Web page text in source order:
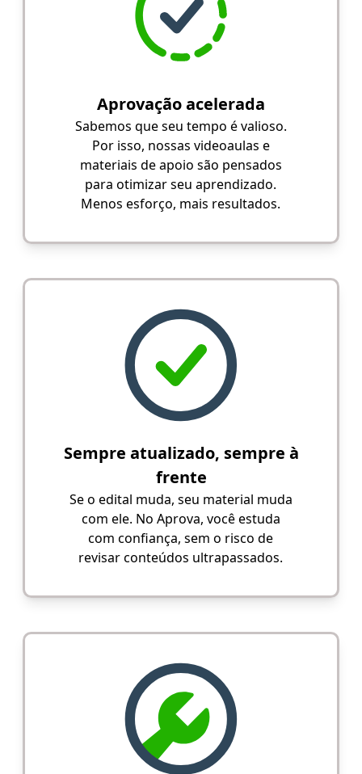
Aprovação acelerada
Sabemos que seu tempo é valioso.
Por isso, nossas videoaulas e
materiais de apoio são pensados
para otimizar seu aprendizado.
Menos esforço, mais resultados.
Sempre atualizado, sempre à
frente
Se o edital muda, seu material muda
com ele. No Aprova, você estuda
com confiança, sem o risco de
revisar conteúdos ultrapassados.